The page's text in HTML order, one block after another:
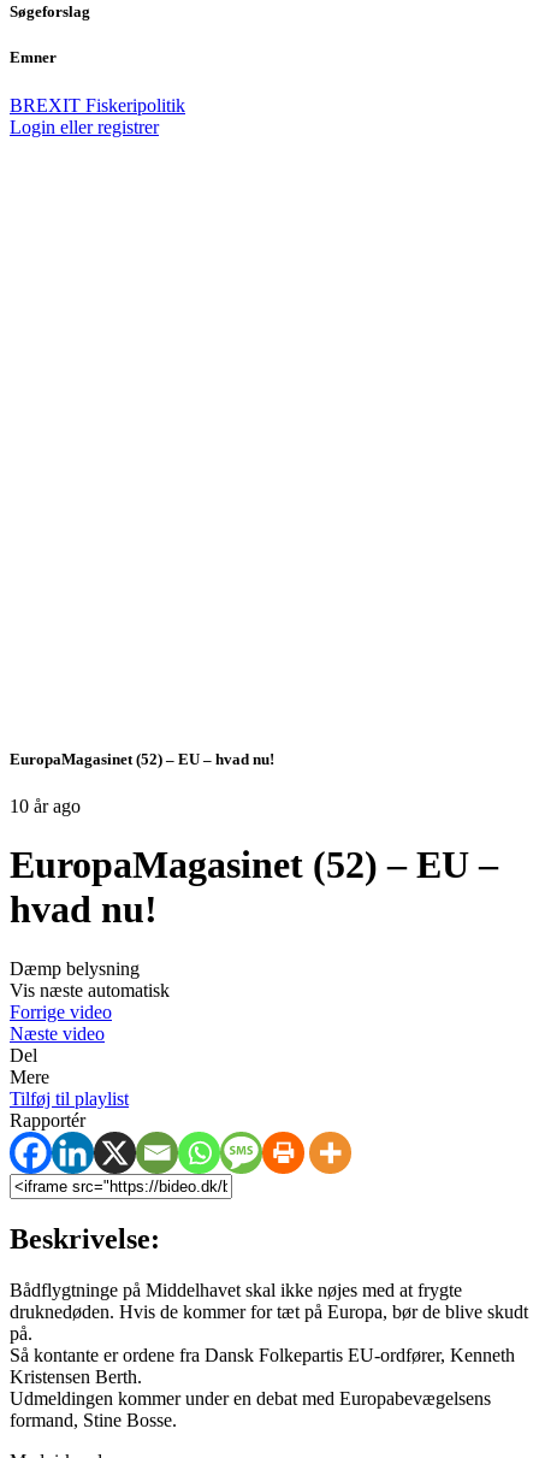
Søgeforslag
Emner
BREXIT Fiskeripolitik
Login eller registrer
EuropaMagasinet (52) – EU – hvad nu!
10 år ago
EuropaMagasinet (52) – EU –
hvad nu!
Dæmp belysning
Vis næste automatisk
Forrige video
Næste video
Del
Mere
Tilføj til playlist
Rapportér
Beskrivelse:
Bådflygtninge på Middelhavet skal ikke nøjes med at frygte
druknedøden. Hvis de kommer for tæt på Europa, bør de blive skudt
på.
Så kontante er ordene fra Dansk Folkepartis EU-ordfører, Kenneth
Kristensen Berth.
Udmeldingen kommer under en debat med Europabevægelsens
formand, Stine Bosse.